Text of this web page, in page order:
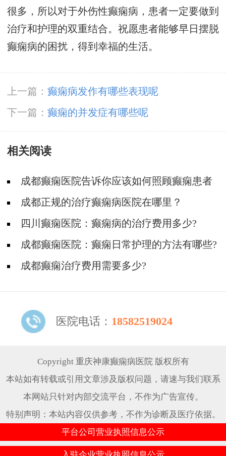
很多，所以对于外伤性癫痫病，患者一定要做到
治疗和护理的双重结合。祝愿患者能够早日摆脱
癫痫病的困扰，得到幸福的生活。
上一篇： 癫痫病发作有哪些表现呢
下一篇： 癫痫的并发症有哪些呢
相关阅读
成都癫痫医院告诉你应该如何照顾癫痫患者
成都正规的治疗癫痫病医院在哪里？
四川癫痫医院：癫痫病的治疗费用多少?
成都癫痫医院：癫痫日常护理的方法有哪些?
成都癫痫治疗费用需要多少?
医院电话： 18582519024
Copyright 重庆神康癫痫病医院 版权所有
本站如有转载或引用文章涉及版权问题，请速与我们联系
本网站只针对内部交流平台，不作为广告宣传。
特别声明：本站内容仅供参考，不作为诊断及医疗依据。
平台公司营业执照信息公示